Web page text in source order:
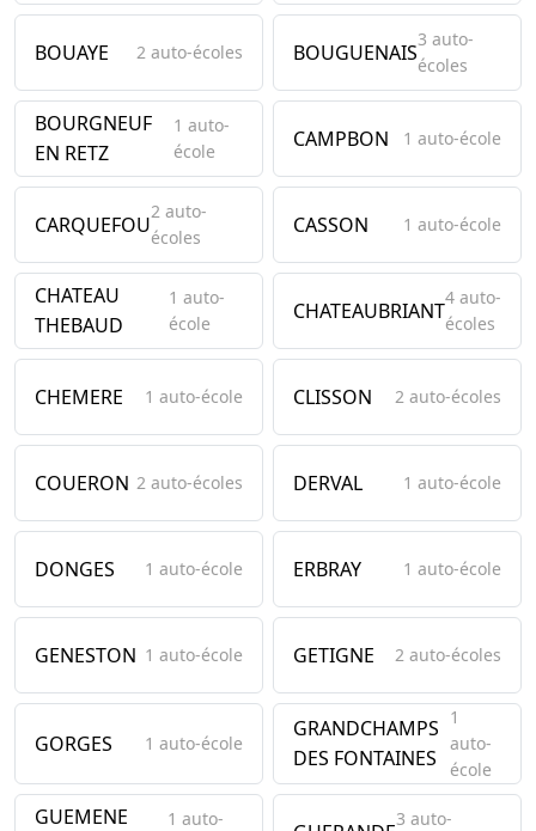
BOUAYE 2 auto-écoles BOUGUENAIS3 auto-
écoles
BOURGNEUF
EN RETZ
1 auto-
école
CAMPBON 1 auto-école
CARQUEFOU2 auto-
écoles
CASSON 1 auto-école
CHATEAU
THEBAUD
1 auto-
école
CHATEAUBRIANT4 auto-
écoles
CHEMERE 1 auto-école CLISSON 2 auto-écoles
COUERON 2 auto-écoles DERVAL 1 auto-école
DONGES 1 auto-école ERBRAY 1 auto-école
GENESTON 1 auto-école GETIGNE 2 auto-écoles
GORGES 1 auto-école
GRANDCHAMPS
DES FONTAINES
1
auto-
école
GUEMENE 1 auto- 3 auto-